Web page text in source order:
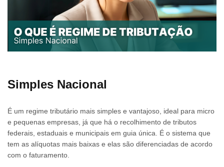
Simples Nacional
É um regime tributário mais simples e vantajoso, ideal para micro
e pequenas empresas, já que há o recolhimento de tributos
federais, estaduais e municipais em guia única. É o sistema que
tem as alíquotas mais baixas e elas são diferenciadas de acordo
com o faturamento.